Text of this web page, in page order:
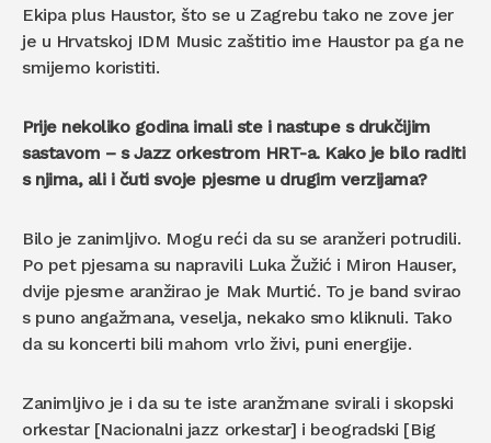
Ekipa plus Haustor, što se u Zagrebu tako ne zove jer
je u Hrvatskoj IDM Music zaštitio ime Haustor pa ga ne
smijemo koristiti.
Prije nekoliko godina imali ste i nastupe s drukčijim
sastavom – s Jazz orkestrom HRT-a. Kako je bilo raditi
s njima, ali i čuti svoje pjesme u drugim verzijama?
Bilo je zanimljivo. Mogu reći da su se aranžeri potrudili.
Po pet pjesama su napravili Luka Žužić i Miron Hauser,
dvije pjesme aranžirao je Mak Murtić. To je band svirao
s puno angažmana, veselja, nekako smo kliknuli. Tako
da su koncerti bili mahom vrlo živi, puni energije.
Zanimljivo je i da su te iste aranžmane svirali i skopski
orkestar [Nacionalni jazz orkestar] i beogradski [Big